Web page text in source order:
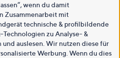
wenn du damit
Zusammenarbeit mit
technische & profilbildende
zu Analyse- &
auslesen. Wir nutzen diese für
Werbung. Wenn du dies